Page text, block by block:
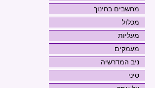
מחשבים בחינוך
מכלול
מעליות
מעמקים
ניב המדרשיה
סיני